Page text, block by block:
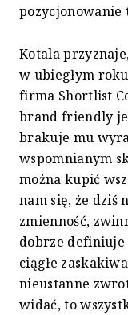
pozycjonowanie
Kotala
w ubiegłym
firma Shortlist
brand friendly
brakuje mu
wspomnianym
można kupić
nam się, że dziś
zmienność,
dobrze definiuje
ciągłe
nieustanne
widać, to